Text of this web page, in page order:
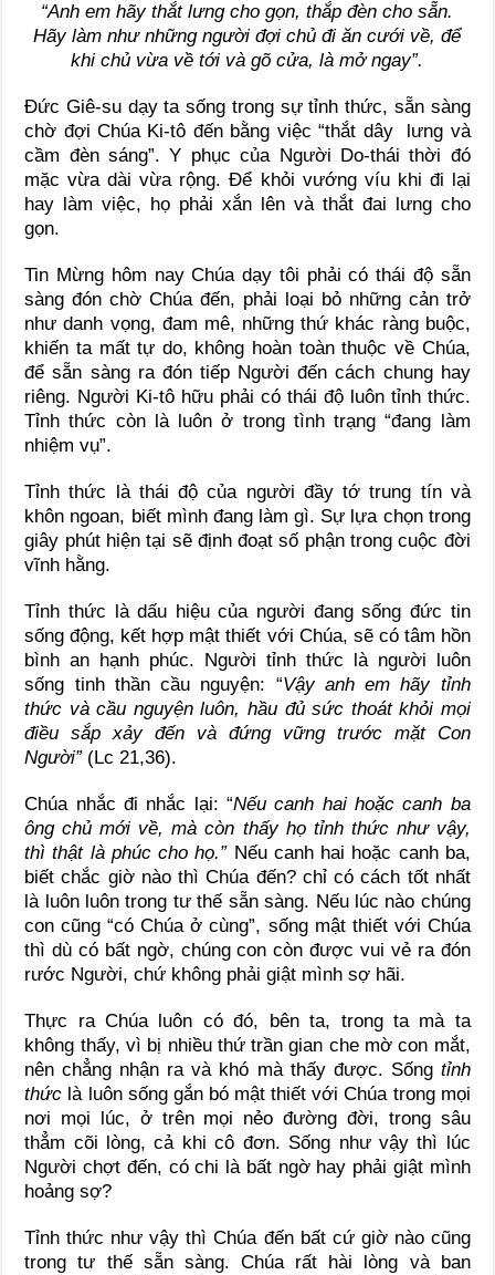
“Anh em hãy thắt lưng cho gọn, thắp đèn cho sẵn.
Hãy làm như những người đợi chủ đi ăn cưới về, để
khi chủ vừa về tới và gõ cửa, là mở ngay”.
Đức Giê-su dạy ta sống trong sự tỉnh thức, sẵn sàng
chờ đợi Chúa Ki-tô đến bằng việc “thắt dây lưng và
cầm đèn sáng”. Y phục của Người Do-thái thời đó
mặc vừa dài vừa rộng. Để khỏi vướng víu khi đi lại
hay làm việc, họ phải xắn lên và thắt đai lưng cho
gọn.
Tin Mừng hôm nay Chúa dạy tôi phải có thái độ sẵn
sàng đón chờ Chúa đến, phải loại bỏ những cản trở
như danh vọng, đam mê, những thứ khác ràng buộc,
khiến ta mất tự do, không hoàn toàn thuộc về Chúa,
để sẵn sàng ra đón tiếp Người đến cách chung hay
riêng. Người Ki-tô hữu phải có thái độ luôn tỉnh thức.
Tỉnh thức còn là luôn ở trong tình trạng “đang làm
nhiệm vụ”.
Tỉnh thức là thái độ của người đầy tớ trung tín và
khôn ngoan, biết mình đang làm gì. Sự lựa chọn trong
giây phút hiện tại sẽ định đoạt số phận trong cuộc đời
vĩnh hằng.
Tỉnh thức là dấu hiệu của người đang sống đức tin
sống động, kết hợp mật thiết với Chúa, sẽ có tâm hồn
bình an hạnh phúc. Người tỉnh thức là người luôn
sống tinh thần cầu nguyện: “Vậy anh em hãy tỉnh
thức và cầu nguyện luôn, hầu đủ sức thoát khỏi mọi
điều sắp xảy đến và đứng vững trước mặt Con
Người” (Lc 21,36).
Chúa nhắc đi nhắc lại: “Nếu canh hai hoặc canh ba
ông chủ mới về, mà còn thấy họ tỉnh thức như vậy,
thì thật là phúc cho họ.” Nếu canh hai hoặc canh ba,
biết chắc giờ nào thì Chúa đến? chỉ có cách tốt nhất
là luôn luôn trong tư thế sẵn sàng. Nếu lúc nào chúng
con cũng “có Chúa ở cùng”, sống mật thiết với Chúa
thì dù có bất ngờ, chúng con còn được vui vẻ ra đón
rước Người, chứ không phải giật mình sợ hãi.
Thực ra Chúa luôn có đó, bên ta, trong ta mà ta
không thấy, vì bị nhiều thứ trần gian che mờ con mắt,
nên chẳng nhận ra và khó mà thấy được. Sống tỉnh
thức là luôn sống gắn bó mật thiết với Chúa trong mọi
nơi mọi lúc, ở trên mọi nẻo đường đời, trong sâu
thẳm cõi lòng, cả khi cô đơn. Sống như vậy thì lúc
Người chợt đến, có chi là bất ngờ hay phải giật mình
hoảng sợ?
Tỉnh thức như vậy thì Chúa đến bất cứ giờ nào cũng
trong tư thế sẵn sàng. Chúa rất hài lòng và ban